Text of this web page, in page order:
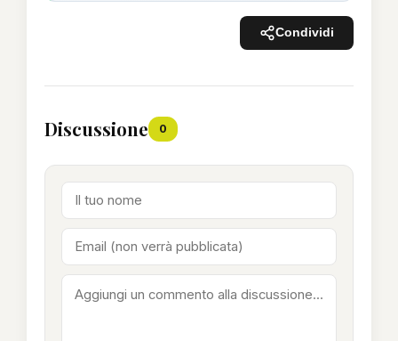
Condividi
Discussione 0